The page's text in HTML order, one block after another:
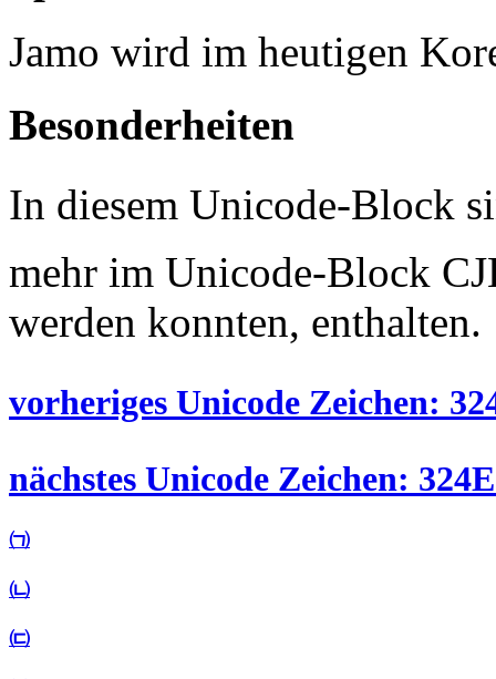
Jamo wird im heutigen
Besonderheiten
In diesem Unicode-Block
mehr im Unicode-Block
werden konnten, enthalten.
vorheriges Unicode Zeichen:
nächstes Unicode Zeichen:
㈀
㈁
㈂